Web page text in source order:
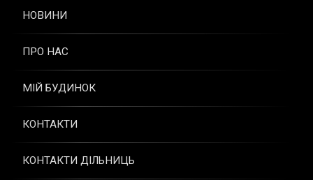
НОВИНИ
ПРО НАС
МІЙ БУДИНОК
КОНТАКТИ
КОНТАКТИ ДІЛЬНИЦЬ